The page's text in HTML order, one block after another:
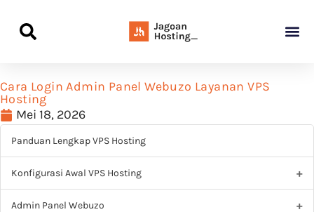
Cara Login Admin Panel Webuzo Layanan VPS
Hosting
Mei 18, 2026
Panduan Lengkap VPS Hosting
Konfigurasi Awal VPS Hosting
Admin Panel Webuzo